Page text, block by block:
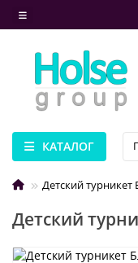
КАТАЛОГ
Детский
Детский